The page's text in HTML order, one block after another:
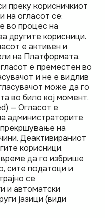
преку корисничкиот
на огласот се:
во процес на
другите корисници.
е активен и
на Платформата.
е преместен во
и не е видлив
може да го
во било кој момент.
— Огласот е
администраторите
на
Деактивираниот
корисници.
да го избрише
сите податоци и
се
и автоматски
јазици (види